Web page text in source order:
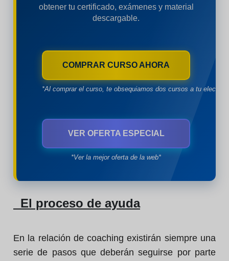
obtener tu certificado, exámenes y material
descargable.
COMPRAR CURSO AHORA
*Al comprar el curso, te obsequiamos dos cursos a tu
VER OFERTA ESPECIAL
*Ver la mejor oferta de la web*
El proceso de ayuda
En la relación de coaching existirán siempre una
serie de pasos que deberán seguirse por parte